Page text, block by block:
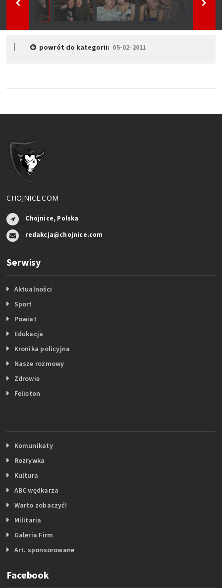
powrót do kategorii: 05-02-2011
CHOJNICE.COM
Chojnice, Polska
redakcja@chojnice.com
Serwisy
Aktualności
Sport
Powiat
Edukacja
Kronika policyjna
Nasze rozmowy
Zdrowie
Felieton
Komunikaty
Rozrywka
Kultura
ABC wędkarza
Warto zobaczyć!
Militaria
Galeria Firm
Art. sponsorowane
Facebook